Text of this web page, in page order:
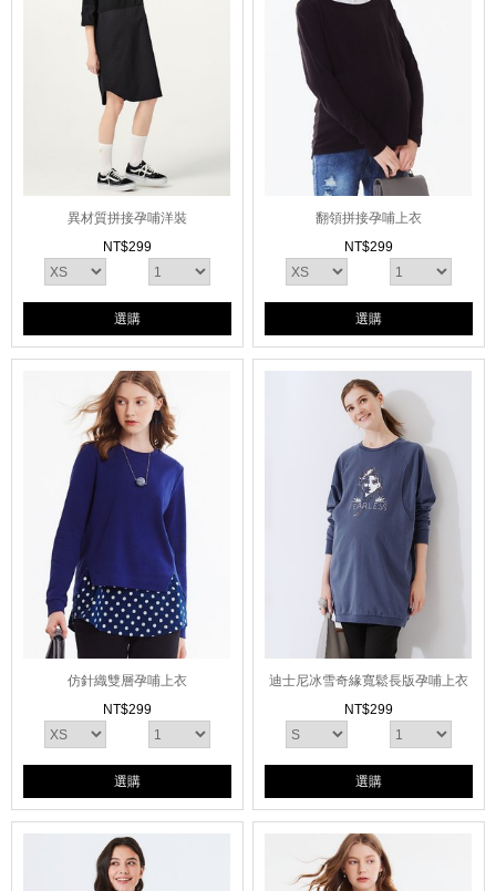
異材質拼接孕哺洋裝
NT$299
選購
翻領拼接孕哺上衣
NT$299
選購
仿針織雙層孕哺上衣
NT$299
選購
迪士尼冰雪奇緣寬鬆長版孕哺上衣
NT$299
選購